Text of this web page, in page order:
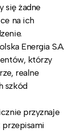
się żadne
na ich
Energia S.A.
którzy
realne
szkód
przyznaje
przepisami